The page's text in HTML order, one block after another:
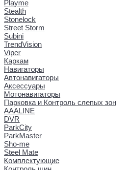
Playme
Stealth
Stonelock
Street Storm
Subini
TrendVision
Viper
Каркам
Навигаторы
Автонавигаторы
Аксессуары
Мотонавигаторы
Парковка и Контроль слепых зон
AAALINE
DVR
ParkCity
ParkMaster
Sho-me
Steel Mate
Комплектующие